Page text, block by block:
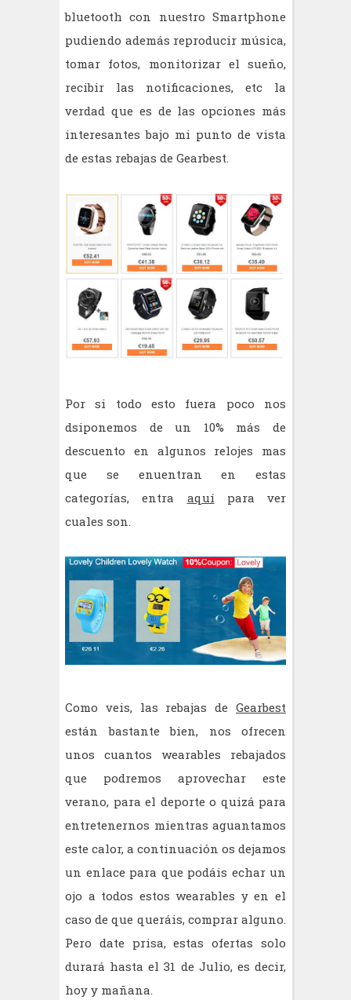
bluetooth con nuestro Smartphone
pudiendo además reproducir música,
tomar fotos, monitorizar el sueño,
recibir las notificaciones, etc la
verdad que es de las opciones más
interesantes bajo mi punto de vista
de estas rebajas de Gearbest.
Por si todo esto fuera poco nos
dsiponemos de un 10% más de
descuento en algunos relojes mas
que se enuentran en estas
categorías, entra aquí para ver
cuales son.
Como veis, las rebajas de Gearbest
están bastante bien, nos ofrecen
unos cuantos wearables rebajados
que podremos aprovechar este
verano, para el deporte o quizá para
entretenernos mientras aguantamos
este calor, a continuación os dejamos
un enlace para que podáis echar un
ojo a todos estos wearables y en el
caso de que queráis, comprar alguno.
Pero date prisa, estas ofertas solo
durará hasta el 31 de Julio, es decir,
hoy y mañana.